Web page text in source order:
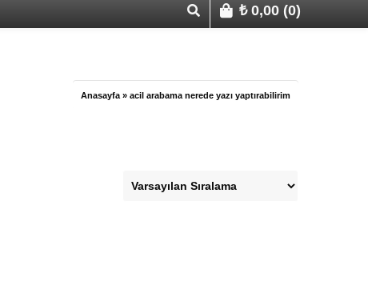
₺0,00 (0)
Anasayfa » acil arabama nerede yazı yaptırabilirim